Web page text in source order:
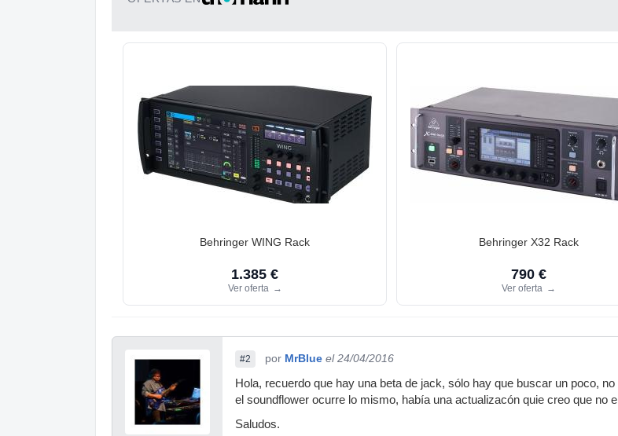
Behringer WING Rack
1.385 €
Ver oferta →
Behringer X32 Rack
790 €
Ver oferta →
#2 por MrBlue el 24/04/2016
Hola, recuerdo que hay una beta de jack, sólo hay que buscar un poco,
el soundflower ocurre lo mismo, había una actualizacón quie creo que no
Saludos.